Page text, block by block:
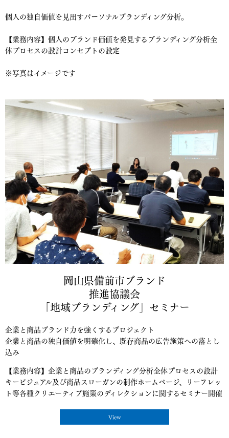
個人の独自価値を見出すパーソナルブランディング分析。
【業務内容】個人のブランド価値を発見するブランディング分析全
体プロセスの設計コンセプトの設定
※写真はイメージです
岡山県備前市ブランド
推進協議会
「地域ブランディング」セミナー
企業と商品ブランド力を強くするプロジェクト
企業と商品の独自価値を明確化し、既存商品の広告施策への落とし
込み
【業務内容】企業と商品のブランディング分析全体プロセスの設計
キービジュアル及び商品スローガンの制作ホームページ、リーフレッ
ト等各種クリエーティブ施策のディレクションに関するセミナー開催
View